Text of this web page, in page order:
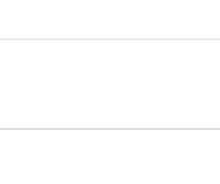
ederiz.